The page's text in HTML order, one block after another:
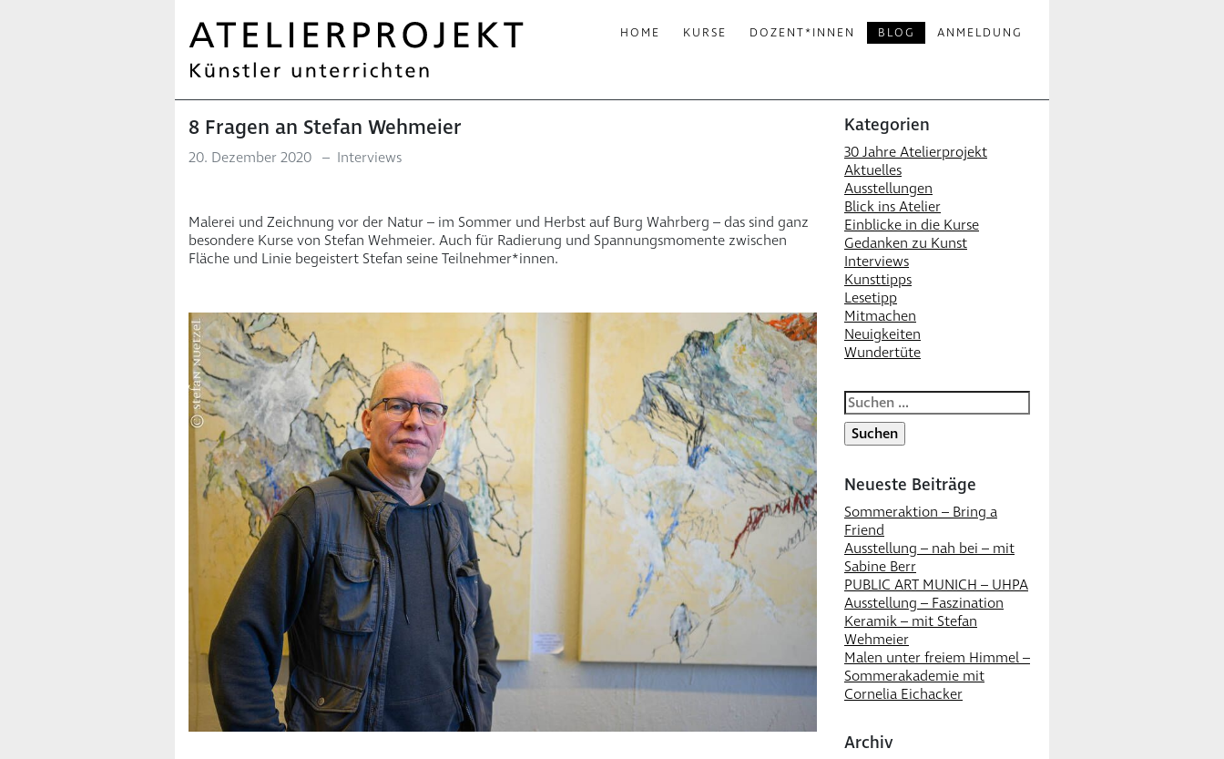
HOME KURSE DOZENT*INNEN BLOG ANMELDUNG
8 Fragen an Stefan Wehmeier
20. Dezember 2020 – Interviews
Malerei und Zeichnung vor der Natur – im Sommer und Herbst auf Burg Wahrberg – das sind ganz
besondere Kurse von Stefan Wehmeier. Auch für Radierung und Spannungsmomente zwischen
Fläche und Linie begeistert Stefan seine Teilnehmer*innen.
Kategorien
30 Jahre Atelierprojekt
Aktuelles
Ausstellungen
Blick ins Atelier
Einblicke in die Kurse
Gedanken zu Kunst
Interviews
Kunsttipps
Lesetipp
Mitmachen
Neuigkeiten
Wundertüte
Suchen
nach:
Neueste Beiträge
Sommeraktion – Bring a
Friend
Ausstellung – nah bei – mit
Sabine Berr
PUBLIC ART MUNICH – UHPA
Ausstellung – Faszination
Keramik – mit Stefan
Wehmeier
Malen unter freiem Himmel –
Sommerakademie mit
Cornelia Eichacker
Archiv